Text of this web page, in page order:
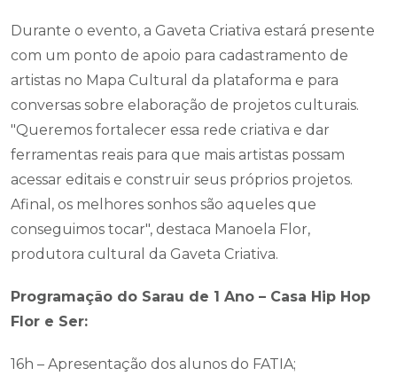
Durante o evento, a Gaveta Criativa estará presente
com um ponto de apoio para cadastramento de
artistas no Mapa Cultural da plataforma e para
conversas sobre elaboração de projetos culturais.
"Queremos fortalecer essa rede criativa e dar
ferramentas reais para que mais artistas possam
acessar editais e construir seus próprios projetos.
Afinal, os melhores sonhos são aqueles que
conseguimos tocar", destaca Manoela Flor,
produtora cultural da Gaveta Criativa.
Programação do Sarau de 1 Ano – Casa Hip Hop
Flor e Ser:
16h – Apresentação dos alunos do FATIA;